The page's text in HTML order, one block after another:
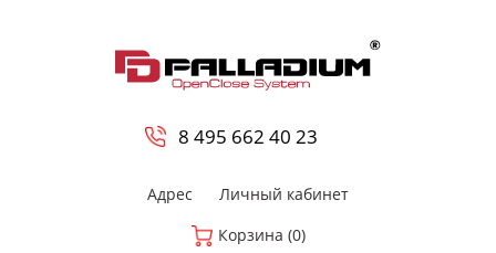
8 495 662 40 23
Адрес
Личный кабинет
Корзина (0)